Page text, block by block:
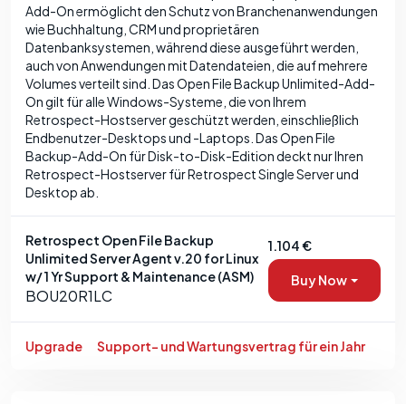
Add-On ermöglicht den Schutz von Branchenanwendungen
wie Buchhaltung, CRM und proprietären
Datenbanksystemen, während diese ausgeführt werden,
auch von Anwendungen mit Datendateien, die auf mehrere
Volumes verteilt sind. Das Open File Backup Unlimited-Add-
On gilt für alle Windows-Systeme, die von Ihrem
Retrospect-Hostserver geschützt werden, einschließlich
Endbenutzer-Desktops und -Laptops. Das Open File
Backup-Add-On für Disk-to-Disk-Edition deckt nur Ihren
Retrospect-Hostserver für Retrospect Single Server und
Desktop ab.
Retrospect Open File Backup
Unlimited Server Agent v.20 for Linux
w/ 1 Yr Support & Maintenance (ASM)
BOU20R1LC
1.104 €
Buy Now
Upgrade Support- und Wartungsvertrag für ein Jahr